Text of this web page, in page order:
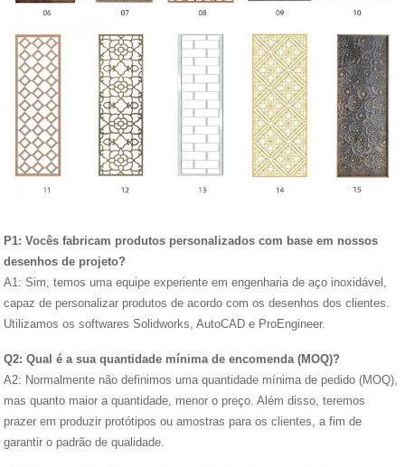
P1: Vocês fabricam produtos personalizados com base em nossos
desenhos de projeto?
A1: Sim, temos uma equipe experiente em engenharia de aço inoxidável,
capaz de personalizar produtos de acordo com os desenhos dos clientes.
Utilizamos os softwares Solidworks, AutoCAD e ProEngineer.
Q2: Qual é a sua quantidade mínima de encomenda (MOQ)?
A2: Normalmente não definimos uma quantidade mínima de pedido (MOQ),
mas quanto maior a quantidade, menor o preço. Além disso, teremos
prazer em produzir protótipos ou amostras para os clientes, a fim de
garantir o padrão de qualidade.